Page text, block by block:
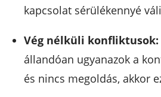
kapcsolat sérülékennyé
Vég nélküli konfliktusok:
állandóan ugyanazok a
és nincs megoldás, akkor